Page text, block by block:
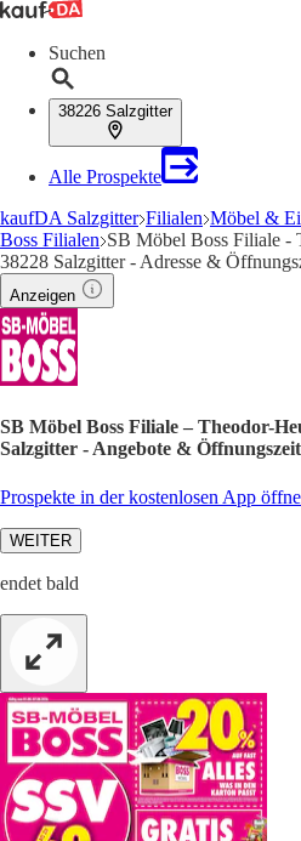
Suchen
38226 Salzgitter
Alle Prospekte
kaufDA Salzgitter Filialen Möbel &
Boss Filialen SB Möbel Boss Filiale -
38228 Salzgitter - Adresse &
Anzeigen
SB Möbel Boss Filiale – Theodor-
Salzgitter - Angebote &
Prospekte in der kostenlosen App
WEITER
endet bald